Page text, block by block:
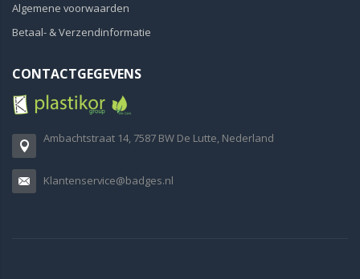
Algemene voorwaarden
Betaal- & Verzendinformatie
CONTACTGEGEVENS
Ambachtstraat 14, 7587 BW De Lutte, Nederland
Klantenservice@badges.nl